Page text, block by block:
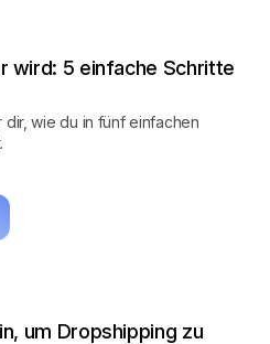
wird: 5 einfache Schritte
wie du in fünf einfachen
um Dropshipping zu